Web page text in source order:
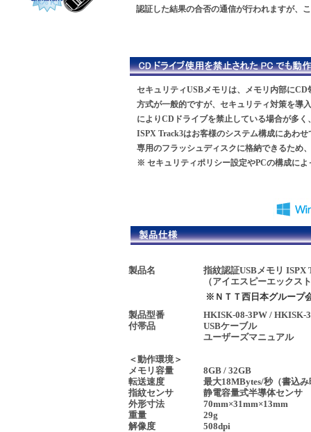
指紋認証USBメモリ ISPX
（アイエスピーエックス
HKISK-08-3PW / HKISK-
USBケーブル
ユーザーズマニュアル
8GB / 32GB
最大18MBytes/秒（書込
静電容量式半導体センサ
70mm×31mm×13mm
29g
508dpi
製品名
製品型番
付帯品
＜動作環境＞
メモリ容量
転送速度
指紋センサ
外形寸法
重量
解像度
セキュリティUSBメモリは、メモリ内部に
方式が一般的ですが、セキュリティ対策を導
によりCDドライブを禁止している場合が多
ISPX Track3はお客様のシステム構成にあわ
専用のフラッシュディスクに格納できるため
※ セキュリティポリシー設定やPCの構成に
認証した結果の合否の通信が行われますが、
※ＮＴＴ西日本グループ